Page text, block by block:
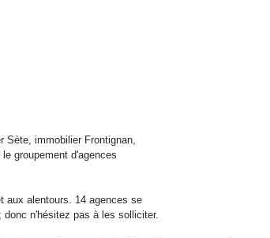
Sète, immobilier Frontignan,
groupement d'agences
aux alentours. 14 agences se
n'hésitez pas à les solliciter.